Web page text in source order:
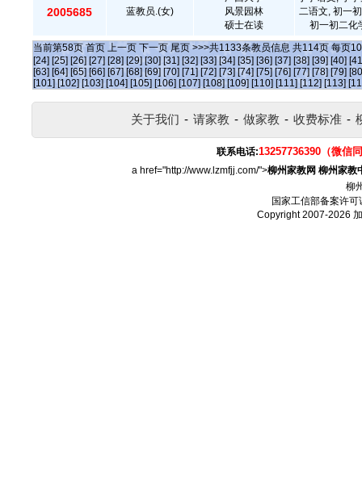
2005685 蓝教员.(女)
风景园林
硕士在读
二语文, 初一
初一初二化
当前第58页 首页 上一页 下一页 尾页 >>>共1133条教员信息 共114页 每页10
[24] [25] [26] [27] [28] [29] [30] [31] [32] [33] [34] [35] [36] [37] [38] [39] [40]
[63] [64] [65] [66] [67] [68] [69] [70] [71] [72] [73] [74] [75] [76] [77] [78] [79]
[101] [102] [103] [104] [105] [106] [107] [108] [109] [110] [111] [112] [113]
关于我们 - 请家教 - 做家教 - 收费标准 -
联系电话:13257736390（微信
a href="http://www.lzmfjj.com/">柳州家教网 柳州家教
柳
国家工信部备案许可
Copyright 2007-2026